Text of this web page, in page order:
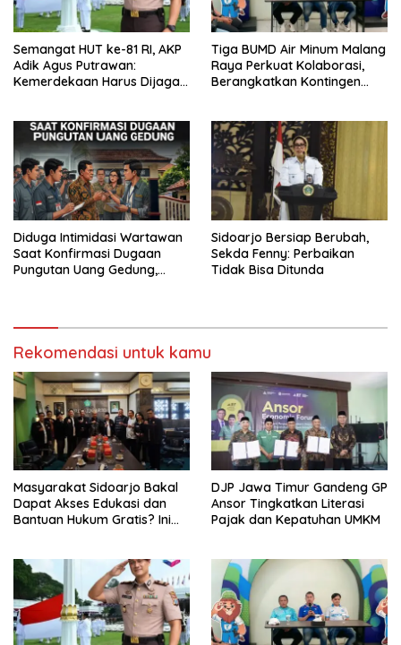
Semangat HUT ke-81 RI, AKP
Adik Agus Putrawan:
Kemerdekaan Harus Dijaga
Tiga BUMD Air Minum Malang
Raya Perkuat Kolaborasi,
Berangkatkan Kontingen
Diduga Intimidasi Wartawan
Saat Konfirmasi Dugaan
Pungutan Uang Gedung,
Sidoarjo Bersiap Berubah,
Sekda Fenny: Perbaikan
Tidak Bisa Ditunda
Rekomendasi untuk kamu
Masyarakat Sidoarjo Bakal
Dapat Akses Edukasi dan
Bantuan Hukum Gratis? Ini
DJP Jawa Timur Gandeng GP
Ansor Tingkatkan Literasi
Pajak dan Kepatuhan UMKM